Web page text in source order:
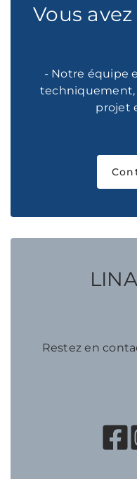
Vous
- Notre équipe
techniquement,
projet
Restez en